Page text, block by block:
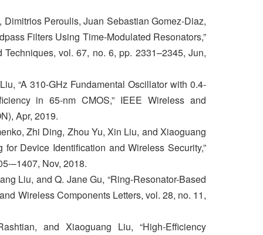
Peroulis, Juan Sebastian Gomez-Diaz,
Filters Using Time-Modulated Resonators,”
vol. 67, no. 6, pp. 2331–2345, Jun,
“A 310-GHz Fundamental Oscillator with 0.4-
in 65-nm CMOS,” IEEE Wireless and
Apr, 2019.
Zhi Ding, Zhou Yu, Xin Liu, and Xiaoguang
Device Identification and Wireless Security,”
–1407, Nov, 2018.
Liu, and Q. Jane Gu, “Ring-Resonator-Based
Wireless Components Letters, vol. 28, no. 11,
and Xiaoguang Liu, “High-Efficiency